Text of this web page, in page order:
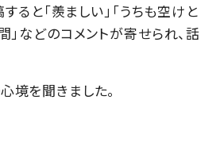
と「羨ましい」「うちも空けと
」などのコメントが寄せられ、話
境を聞きました。